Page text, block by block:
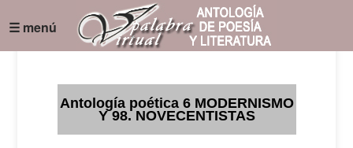
☰ menú
Antología poética 6 MODERNISMO
Y 98. NOVECENTISTAS